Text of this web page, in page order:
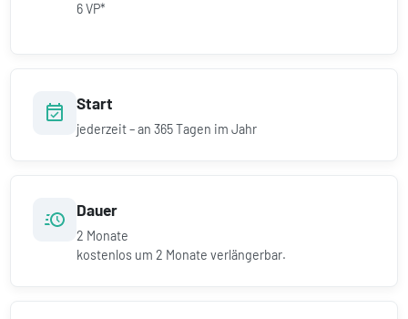
6 VP*
Start
jederzeit – an 365 Tagen im Jahr
Dauer
2 Monate
kostenlos um2 Monate verlängerbar.